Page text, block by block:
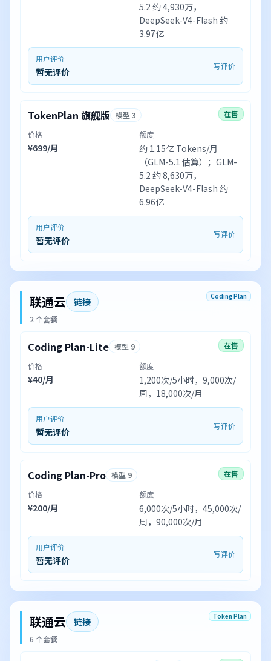
5.2 约 4,930万，
DeepSeek-V4-Flash 约
3.97亿
用户评价
暂无评价
写评价
TokenPlan 旗舰版 模型 3
在售
价格
¥699/月
额度
约 1.15亿 Tokens/月
（GLM-5.1 估算）；GLM-
5.2 约 8,630万，
DeepSeek-V4-Flash 约
6.96亿
用户评价
暂无评价
写评价
联通云 链接
2 个套餐
Coding Plan
Coding Plan-Lite 模型 9
在售
价格
¥40/月
额度
1,200次/5小时，9,000次/
周，18,000次/月
用户评价
暂无评价
写评价
Coding Plan-Pro 模型 9
在售
价格
¥200/月
额度
6,000次/5小时，45,000次/
周，90,000次/月
用户评价
暂无评价
写评价
联通云 链接
6 个套餐
Token Plan